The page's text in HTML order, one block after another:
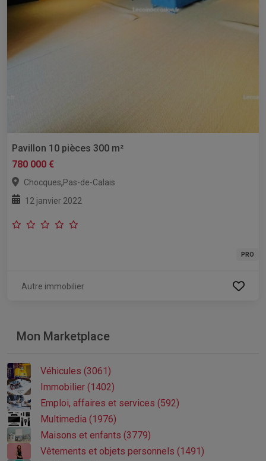
Pavillon 10 pièces 300 m²
780 000 €
Chocques,Pas-de-Calais
12 janvier 2022
PRO
Autre immobilier
Mon Marketplace
Véhicules (3061)
Immobilier (1402)
Emploi, affaires et services (592)
Multimedia (1976)
Maisons et enfants (3779)
Vêtements et objets personnels (1491)